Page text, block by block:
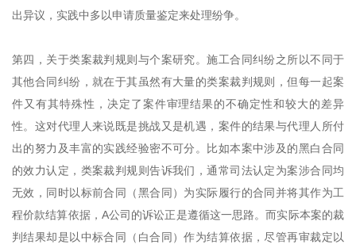
出异议，实践中多以申请质量鉴定来处理纷争。
第四，关于类案裁判规则与个案研究。施工合同纠纷之所以不同于
其他合同纠纷，就在于其虽然有大量的类案裁判规则，但每一起案
件又有其特殊性，决定了案件审理结果的不确定性和较大的差异
性。这对代理人来说既是挑战又是机遇，案件的结果与代理人所付
出的努力及丰富的实践经验密不可分。比如本案中涉及的黑白合同
的效力认定，类案裁判规则告诉我们，通常司法认定为案涉合同均
无效，同时以标前合同（黑合同）为实际履行的合同并将其作为工
程价款结算依据，A公司的诉讼正是遵循这一思路。而实际本案的裁
判结果却是以中标合同（白合同）作为结算依据，尽管再审裁定以